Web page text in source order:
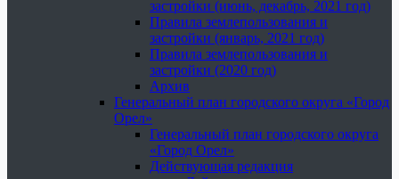
застройки (июнь, декабрь, 2021 год)
Правила землепользования и
застройки (январь, 2021 год)
Правила землепользования и
застройки (2020 год)
Архив
Генеральный план городского округа «Город
Орел»
Генеральный план городского округа
«Город Орел»
Действующая редакция